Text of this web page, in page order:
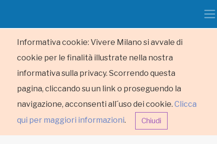
Informativa cookie: Vivere Milano si avvale di
cookie per le finalità illustrate nella nostra
informativa sulla privacy. Scorrendo questa
pagina, cliccando su un link o proseguendo la
navigazione, acconsenti all´uso dei cookie. Clicca
qui per maggiori informazioni. Chiudi